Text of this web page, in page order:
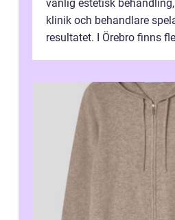
vanlig estetisk
klinik och behandlare
resultatet. I Örebro finns